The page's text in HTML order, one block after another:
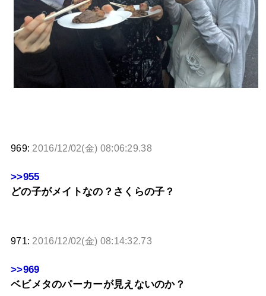
969: 2016/12/02(金) 08:06:29.38
>>955
どの子がメイトなの？さくらの子？
971: 2016/12/02(金) 08:14:32.73
>>969
ベビメタのパーカーが見えないのか？